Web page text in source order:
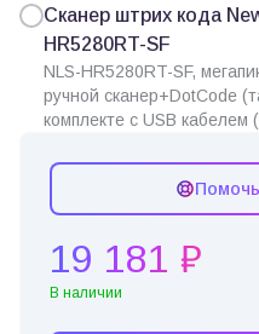
Сканер штрих кода
HR5280RT-SF
NLS-HR5280RT-SF,
ручной сканер+DotCode
комплекте с USB кабелем
19 181 ₽
В наличии